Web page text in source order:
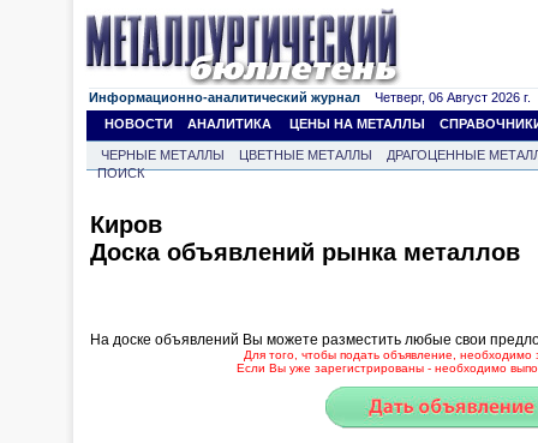
Информационно-аналитический журнал Четверг, 06 Август 2026 г.
НОВОСТИ
АНАЛИТИКА ЦЕНЫ НА МЕТАЛЛЫ
ЧЕРНЫЕ МЕТАЛЛЫ ЦВЕТНЫЕ МЕТАЛЛЫ
ДРАГОЦЕННЫЕ
ПОИСК
Киров
Доска объявлений рынка металлов
На доске объявлений Вы можете разместить любые свои
Для того, чтобы подать объявление, необходимо
Если Вы уже зарегистрированы - необходимо